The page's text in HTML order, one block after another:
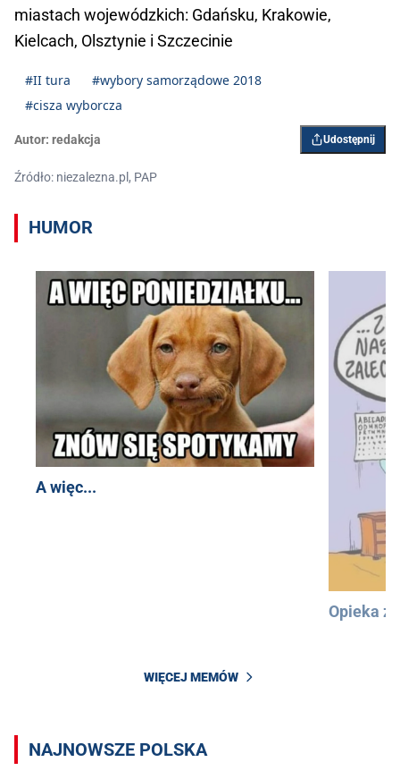
miastach wojewódzkich: Gdańsku, Krakowie,
Kielcach, Olsztynie i Szczecinie
#II tura
#wybory samorządowe 2018
#cisza wyborcza
Autor: redakcja Udostępnij
Źródło: niezalezna.pl, PAP
HUMOR
A więc...
Opieka
WIĘCEJ MEMÓW
NAJNOWSZE POLSKA